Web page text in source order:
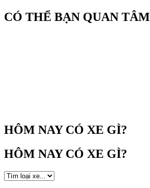
CÓ THỂ BẠN QUAN TÂM
HÔM NAY CÓ XE GÌ?
HÔM NAY CÓ XE GÌ?